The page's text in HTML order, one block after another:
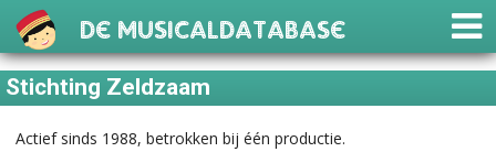
De Musicaldatabase
Stichting Zeldzaam
Actief sinds 1988, betrokken bij één productie.